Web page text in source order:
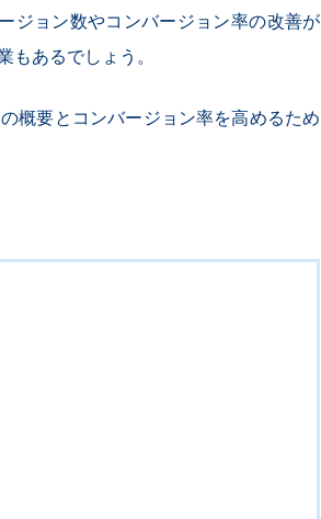
ジョン数やコンバージョン率の改善が
あるでしょう。
概要とコンバージョン率を高めるため